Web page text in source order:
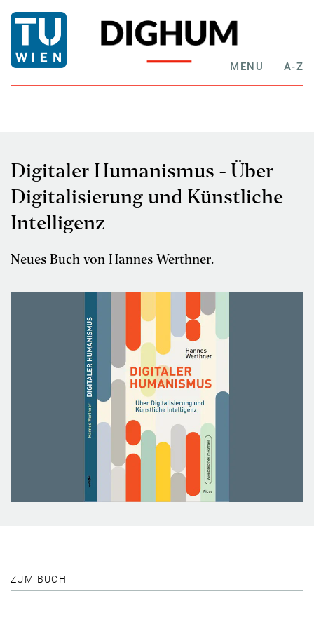
MENU A-Z
Digitaler Humanismus - Über
Digitalisierung und Künstliche
Intelligenz
Neues Buch von Hannes Werthner.
ZUM BUCH